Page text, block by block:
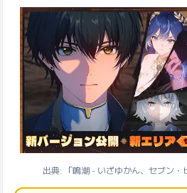
出典: 「鳴潮 - いざゆかん、セブン・